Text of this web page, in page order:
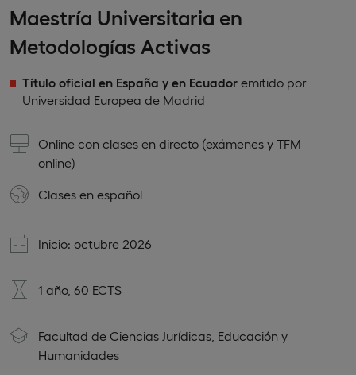
Maestría Universitaria en
Metodologías Activas
Título oficial en España y en Ecuador emitido por
Universidad Europea de Madrid
Online con clases en directo (exámenes y TFM
online)
Clases en español
Inicio: octubre 2026
1 año, 60 ECTS
Facultad de Ciencias Jurídicas, Educación y
Humanidades